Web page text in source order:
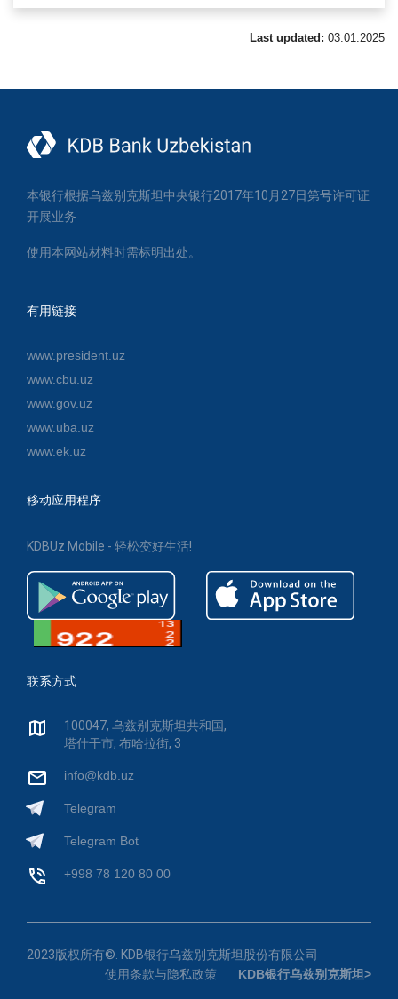
Last updated: 03.01.2025
本银行根据乌兹别克斯坦中央银行2017年10月27日第号许可证
开展业务
使用本网站材料时需标明出处。
有用链接
www.president.uz
www.cbu.uz
www.gov.uz
www.uba.uz
www.ek.uz
移动应用程序
KDBUz Mobile - 轻松变好生活!
联系方式
100047, 乌兹别克斯坦共和国,
塔什干市, 布哈拉街, 3
info@kdb.uz
Telegram
Telegram Bot
+998 78 120 80 00
2023版权所有©. KDB银行乌兹别克斯坦股份有限公司
使用条款与隐私政策
KDB银行乌兹别克斯坦>